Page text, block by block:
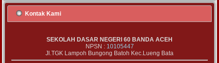
Kontak Kami
SEKOLAH DASAR NEGERI 60 BANDA ACEH
NPSN : 10105447
Jl.TGK Lampoh Bungong Batoh Kec.Lueng Bata